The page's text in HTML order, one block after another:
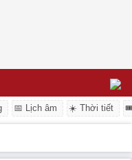
📅 Lịch âm ☀️ Thời tiết